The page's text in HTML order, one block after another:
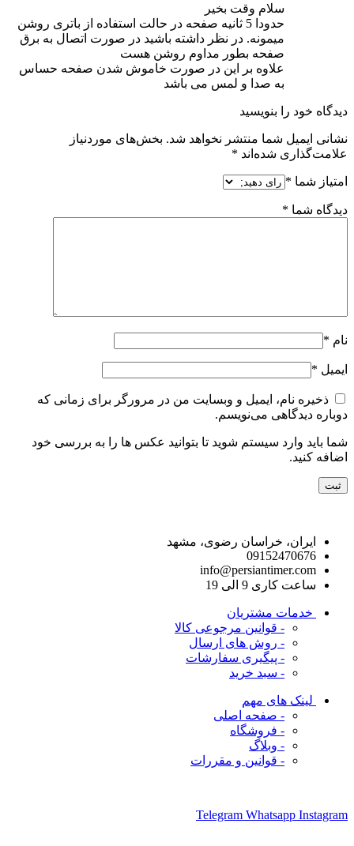
سلام وقت بخیر
حدودا 5 ثانیه صفحه در حالت استفاده از باتری روشن
میمونه. در نظر داشته باشید در صورت اتصال به برق
صفحه بطور مداوم روشن هست
علاوه بر این در صورت خاموش شدن صفحه حساس
به صدا و لمس می باشد
دیدگاه خود را بنویسید
نشانی ایمیل شما منتشر نخواهد شد. بخش‌های موردنیاز
علامت‌گذاری شده‌اند *
امتیاز شما *
دیدگاه شما *
نام *
ایمیل *
ذخیره نام، ایمیل و وبسایت من در مرورگر برای زمانی که
دوباره دیدگاهی می‌نویسم.
شما باید وارد سیستم شوید تا بتوانید عکس ها را به بررسی خود
اضافه کنید.
ایران، خراسان رضوی، مشهد
09152470676
info@persiantimer.com
ساعت کاری 9 الی 19
خدمات مشتریان
- قوانین مرجوعی کالا
- روش های ارسال
- پیگیری سفارشات
- سبد خرید
لینک های مهم
- صفحه اصلی
- فروشگاه
- وبلاگ
- قوانین و مقررات
Telegram Whatsapp Instagram